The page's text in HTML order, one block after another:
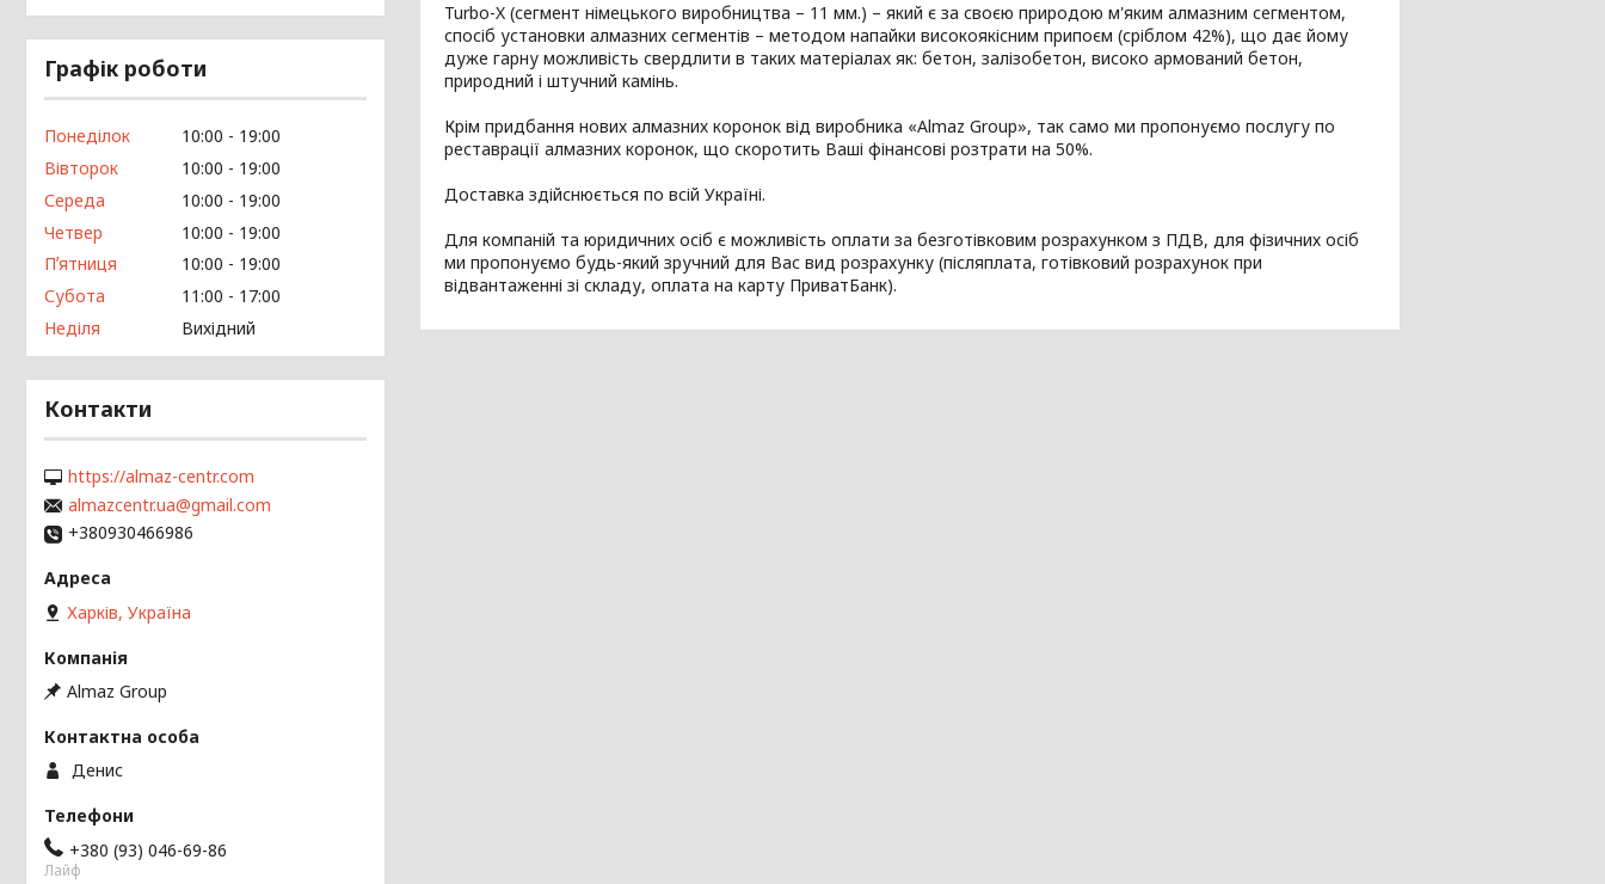
Turbo-X (сегмент німецького виробництва – 11 мм.) – який є за своєю природою м'яким алмазним сегментом,
спосіб установки алмазних сегментів – методом напайки високоякісним припоєм (сріблом 42%), що дає йому
дуже гарну можливість свердлити в таких матеріалах як: бетон, залізобетон, високо армований бетон,
природний і штучний камінь.
Крім придбання нових алмазних коронок від виробника «Almaz Group», так само ми пропонуємо послугу по
реставрації алмазних коронок, що скоротить Ваші фінансові розтрати на 50%.
Доставка здійснюється по всій Україні.
Для компаній та юридичних осіб є можливість оплати за безготівковим розрахунком з ПДВ, для фізичних осіб
ми пропонуємо будь-який зручний для Вас вид розрахунку (післяплата, готівковий розрахунок при
відвантаженні зі складу, оплата на карту ПриватБанк).
Графік роботи
Понеділок 10:00
19:00
Вівторок
10:00
19:00
Середа
10:00
19:00
Четвер
10:00
19:00
Пʼятниця
10:00
19:00
Субота
11:00
17:00
Неділя
Вихідний
Контакти
https://almaz-centr.com
almazcentr.ua@gmail.com
+380930466986
Харків, Україна
Almaz Group
Денис
+380 (93) 046-69-86
Лайф